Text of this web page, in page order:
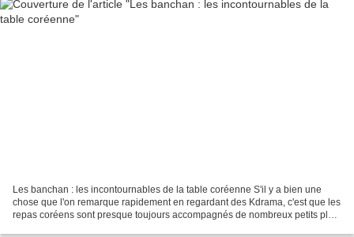
Les banchan : les incontournables de la table coréenne S'il y a bien une
chose que l'on remarque rapidement en regardant des Kdrama, c'est que les
repas coréens sont presque toujours accompagnés de nombreux petits plats